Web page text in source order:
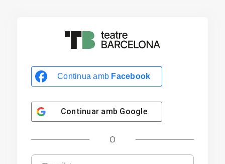
Continua amb Facebook
Continuar amb Google
O